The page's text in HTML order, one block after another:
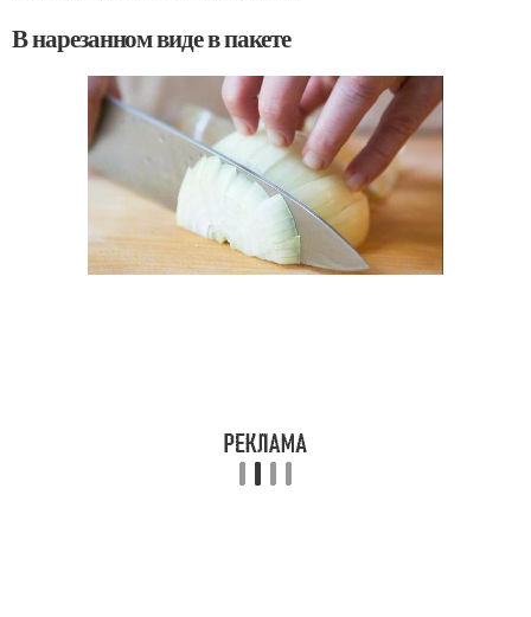
В нарезанном виде в пакете